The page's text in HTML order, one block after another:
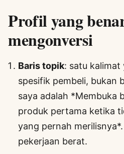
Profil yang
mengonversi
Baris topik: satu kalimat
spesifik pembeli, bukan
saya adalah *Membuka
produk pertama ketika
yang pernah
pekerjaan berat.